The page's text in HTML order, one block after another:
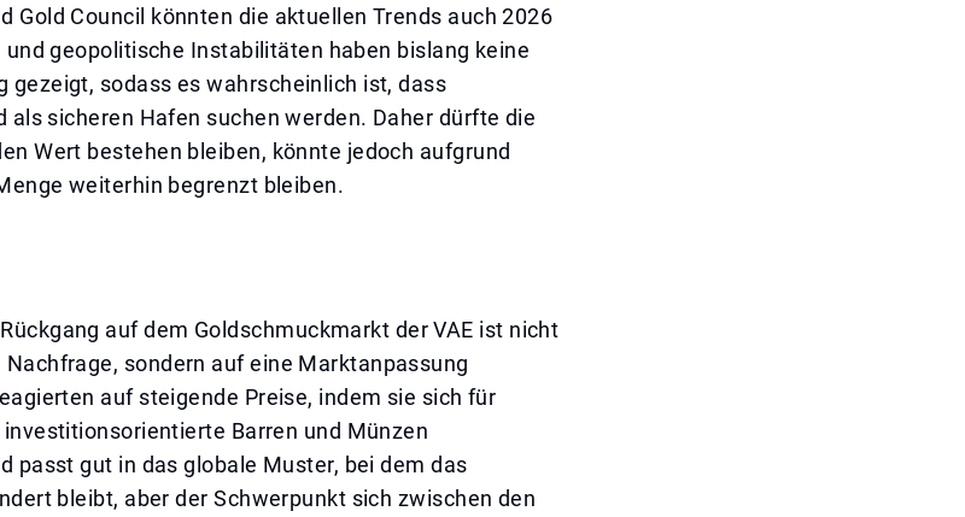
Gold Council könnten die aktuellen Trends auch 2026
geopolitische Instabilitäten haben bislang keine
gezeigt, sodass es wahrscheinlich ist, dass
als sicheren Hafen suchen werden. Daher dürfte die
Wert bestehen bleiben, könnte jedoch aufgrund
weiterhin begrenzt bleiben.
auf dem Goldschmuckmarkt der VAE ist nicht
sondern auf eine Marktanpassung
auf steigende Preise, indem sie sich für
Barren und Münzen
passt gut in das globale Muster, bei dem das
bleibt, aber der Schwerpunkt sich zwischen den